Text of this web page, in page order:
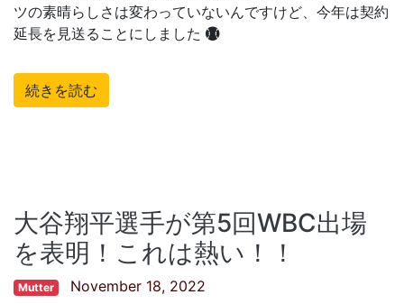
ツの素晴らしさは変わっていないんですけど、今年は契約
延長を見送ることにしました
続きを読む
大谷翔平選手が第5回WBC出場
を表明！これは熱い！！
Mutter November 18, 2022